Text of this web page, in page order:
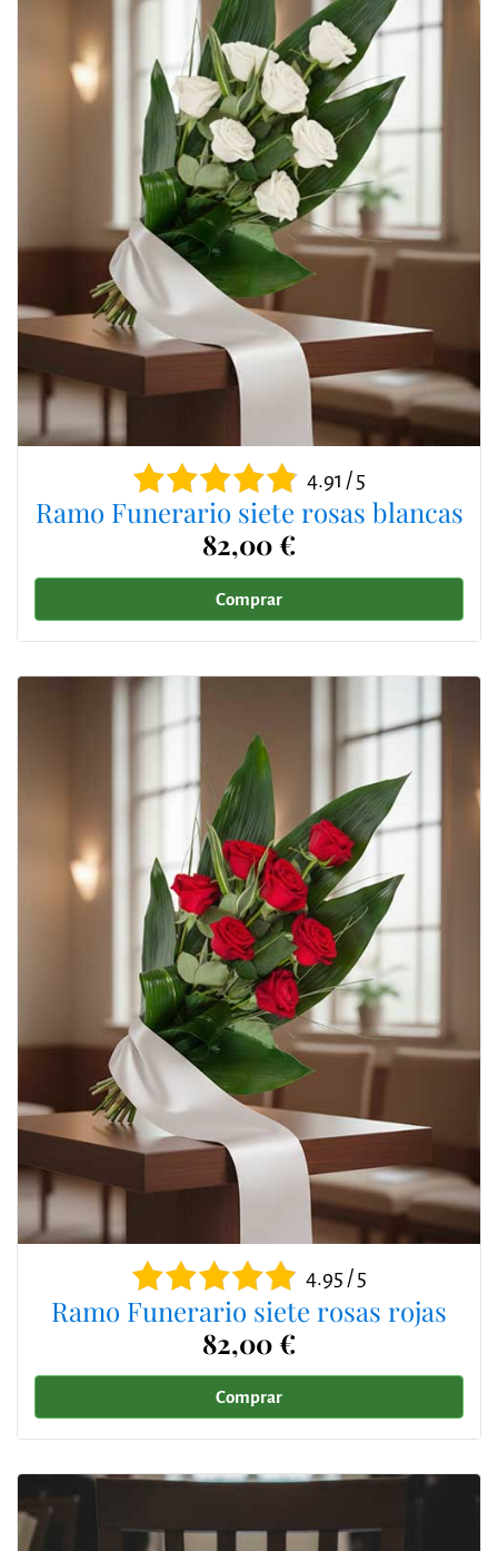
4.91 / 5
Ramo Funerario siete rosas blancas
82,00 €
Comprar
4.95 / 5
Ramo Funerario siete rosas rojas
82,00 €
Comprar